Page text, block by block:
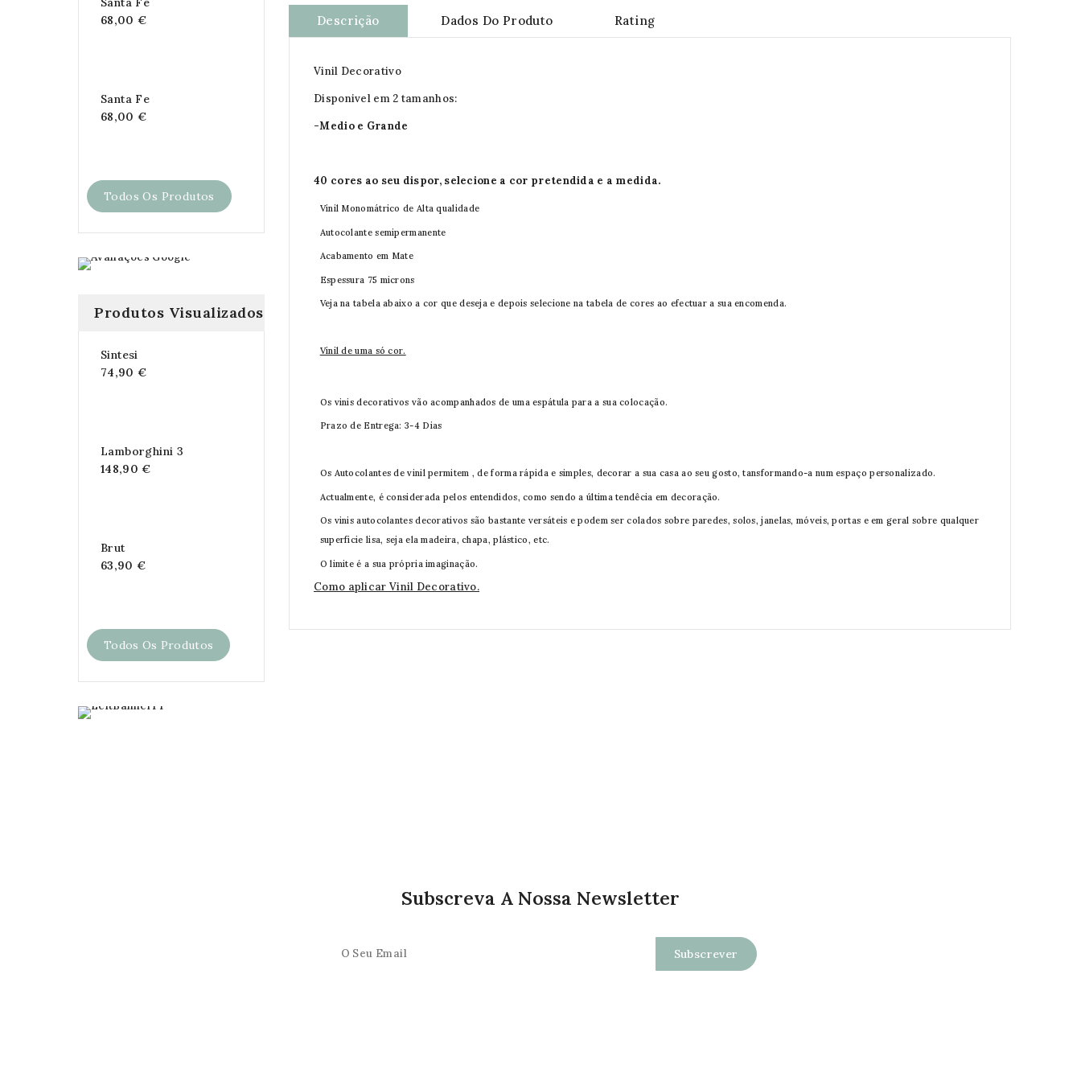
68,00 €
Santa Fe
68,00 €
Todos Os Produtos
Produtos Visualizados
Sintesi
74,90 €
Lamborghini 3
148,90 €
Brut
63,90 €
Todos Os Produtos
Descrição Dados Do Produto Rating
Vinil Decorativo
Disponivel em 2 tamanhos:
-Medio e Grande
40 cores ao seu dispor, selecione a cor pretendida e a medida.
Vinil Monomátrico de Alta qualidade
Autocolante semipermanente
Acabamento em Mate
Espessura 75 microns
Veja na tabela abaixo a cor que deseja e depois selecione na tabela de cores ao efectuar a sua encomenda.
Vinil de uma só cor.
Os vinis decorativos vão acompanhados de uma espátula para a sua colocação.
Prazo de Entrega: 3-4 Dias
Os Autocolantes de vinil permitem , de forma rápida e simples, decorar a sua casa ao seu gosto, tansformando-a num espaço personalizado.
Actualmente, é considerada pelos entendidos, como sendo a última tendêcia em decoração.
Os vinis autocolantes decorativos são bastante versáteis e podem ser colados sobre paredes, solos, janelas, móveis, portas e em geral sobre qualquer
superficie lisa, seja ela madeira, chapa, plástico, etc.
O limite é a sua própria imaginação.
Como aplicar Vinil Decorativo.
Subscreva A Nossa Newsletter